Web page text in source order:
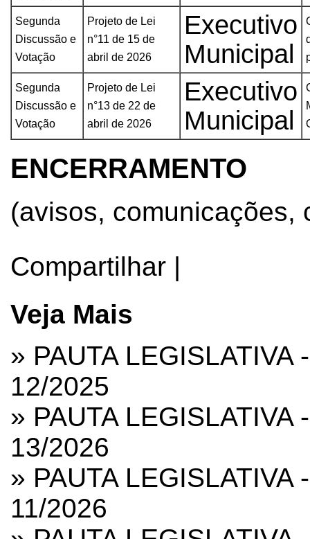
Segunda
Discussão e
Votação
Projeto de Lei
n°11 de 15 de
abril de 2026
Executivo
Municipal
Segunda
Discussão e
Votação
Projeto de Lei
n°13 de 22 de
abril de 2026
Executivo
Municipal
ENCERRAMENTO
(avisos, comunicações,
Compartilhar |
Veja Mais
» PAUTA LEGISLATIVA
12/2025
» PAUTA LEGISLATIVA
13/2026
» PAUTA LEGISLATIVA
11/2026